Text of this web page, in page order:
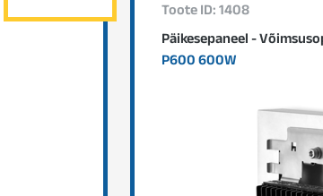
Toote ID: 1408
Päikesepaneel -
P600 600W